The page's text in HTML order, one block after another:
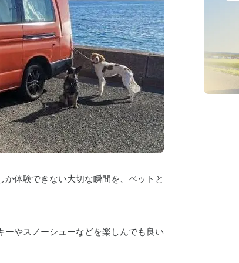
体験できない大切な瞬間を、ペットと
ーやスノーシューなどを楽しんでも良い